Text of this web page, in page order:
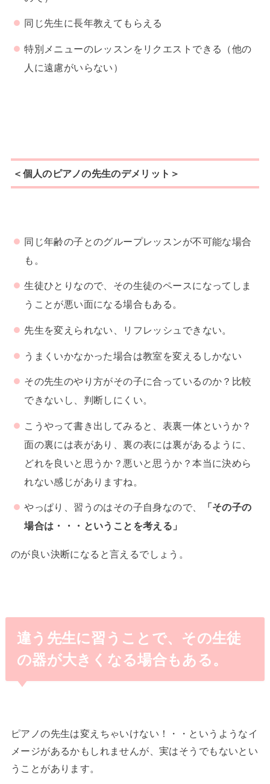
同じ先生に長年教えてもらえる
特別メニューのレッスンをリクエストできる（他の
人に遠慮がいらない）
＜個人のピアノの先生のデメリット＞
同じ年齢の子とのグループレッスンが不可能な場合
も。
生徒ひとりなので、その生徒のペースになってしま
うことが悪い面になる場合もある。
先生を変えられない、リフレッシュできない。
うまくいかなかった場合は教室を変えるしかない
その先生のやり方がその子に合っているのか？比較
できないし、判断しにくい。
こうやって書き出してみると、表裏一体というか？
面の裏には表があり、裏の表には裏があるように、
どれを良いと思うか？悪いと思うか？本当に決めら
れない感じがありますね。
やっぱり、習うのはその子自身なので、
「その子の
場合は・・・ということを考える」
のが良い決断になると言えるでしょう。
違う先生に習うことで、その生徒
の器が大きくなる場合もある。
ピアノの先生は変えちゃいけない！・・というようなイ
メージがあるかもしれませんが、実はそうでもないとい
うことがあります。